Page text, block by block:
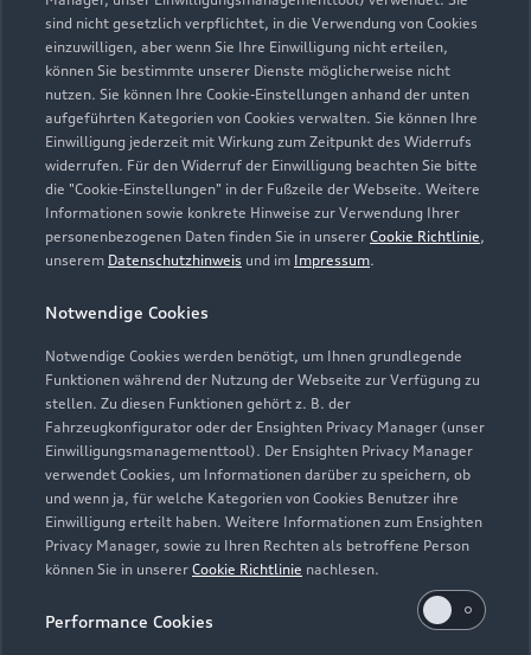
sind nicht gesetzlich verpflichtet, in die Verwendung von Cookies
einzuwilligen, aber wenn Sie Ihre Einwilligung nicht erteilen,
können Sie bestimmte unserer Dienste möglicherweise nicht
nutzen. Sie können Ihre Cookie-Einstellungen anhand der unten
aufgeführten Kategorien von Cookies verwalten. Sie können Ihre
Einwilligung jederzeit mit Wirkung zum Zeitpunkt des Widerrufs
widerrufen. Für den Widerruf der Einwilligung beachten Sie bitte
die "Cookie-Einstellungen" in der Fußzeile der Webseite. Weitere
Informationen sowie konkrete Hinweise zur Verwendung Ihrer
personenbezogenen Daten finden Sie in unserer Cookie Richtlinie,
unserem Datenschutzhinweis und im Impressum.
Notwendige Cookies
Notwendige Cookies werden benötigt, um Ihnen grundlegende
Funktionen während der Nutzung der Webseite zur Verfügung zu
stellen. Zu diesen Funktionen gehört z. B. der
Fahrzeugkonfigurator oder der Ensighten Privacy Manager (unser
Einwilligungsmanagementtool). Der Ensighten Privacy Manager
verwendet Cookies, um Informationen darüber zu speichern, ob
und wenn ja, für welche Kategorien von Cookies Benutzer ihre
Einwilligung erteilt haben. Weitere Informationen zum Ensighten
Privacy Manager, sowie zu Ihren Rechten als betroffene Person
können Sie in unserer Cookie Richtlinie nachlesen.
Performance Cookies
Aubinger Weg 47-51
82178 Puchheim
089 8901510
sebastian.moser@autohaus-moser.de
Öffnungszeiten
Service
Geschlossen, öffnet amMontag 07:00
Verkauf
Montag 09:00